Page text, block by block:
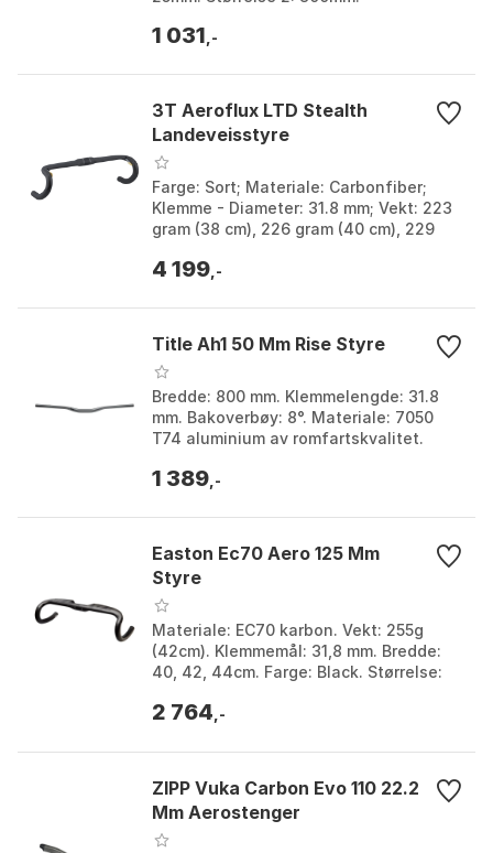
1 031 ,-
3T Aeroflux LTD Stealth
Landeveisstyre
Farge: Sort; Materiale: Carbonfiber;
Klemme - Diameter: 31.8 mm; Vekt: 223
gram (38 cm), 226 gram (40 cm), 229
4 199 ,-
Title Ah1 50 Mm Rise Styre
Bredde: 800 mm. Klemmelengde: 31.8
mm. Bakoverbøy: 8°. Materiale: 7050
T74 aluminium av romfartskvalitet.
Chrome, Chrome...
1 389 ,-
Easton Ec70 Aero 125 Mm
Styre
Materiale: EC70 karbon. Vekt: 255g
(42cm). Klemmemål: 31,8 mm. Bredde:
40, 42, 44cm. Farge: Black. Størrelse:
2 764 ,-
ZIPP Vuka Carbon Evo 110 22.2
Mm Aerostenger